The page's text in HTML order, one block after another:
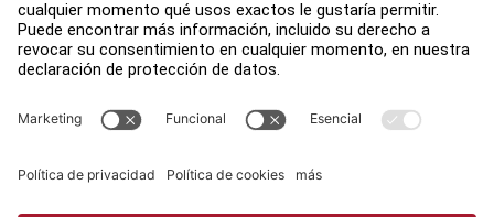
Contáctenos
Configuración de privacidad